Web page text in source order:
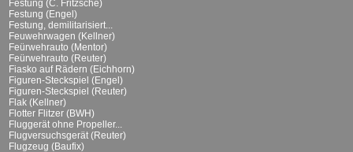
Festung (C. Fritzsche)
Festung (Engel)
Festung, demilitarisiert...
Feuwehrwagen (Kellner)
Feürwehrauto (Mentor)
Feürwehrauto (Reuter)
Fiasko auf Rädern (Eichhorn)
Figuren-Steckspiel (Engel)
Figuren-Steckspiel (Reuter)
Flak (Kellner)
Flotter Flitzer (BWH)
Fluggerät ohne Propeller...
Flugversuchsgerät (Reuter)
Flugzeug (Baufix)